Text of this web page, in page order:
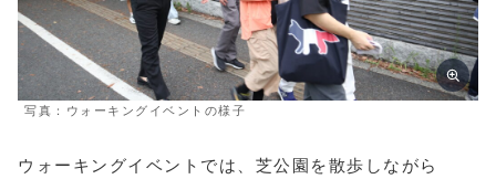
写真：ウォーキングイベントの様子
ウォーキングイベントでは、芝公園を散歩しながら